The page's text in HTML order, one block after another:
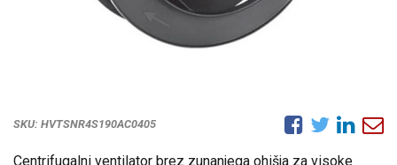
SKU: HVTSNR4S190AC0405
Centrifugalni ventilator brez zunanjega ohišja za visoke